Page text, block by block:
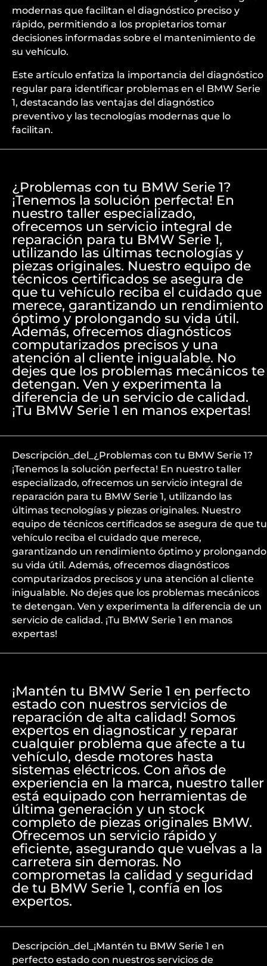
modernas que facilitan el diagnóstico preciso y
rápido, permitiendo a los propietarios tomar
decisiones informadas sobre el mantenimiento de
su vehículo.
Este artículo enfatiza la importancia del diagnóstico
regular para identificar problemas en el BMW Serie
1, destacando las ventajas del diagnóstico
preventivo y las tecnologías modernas que lo
facilitan.
¿Problemas con tu BMW Serie 1?
¡Tenemos la solución perfecta! En
nuestro taller especializado,
ofrecemos un servicio integral de
reparación para tu BMW Serie 1,
utilizando las últimas tecnologías y
piezas originales. Nuestro equipo de
técnicos certificados se asegura de
que tu vehículo reciba el cuidado que
merece, garantizando un rendimiento
óptimo y prolongando su vida útil.
Además, ofrecemos diagnósticos
computarizados precisos y una
atención al cliente inigualable. No
dejes que los problemas mecánicos te
detengan. Ven y experimenta la
diferencia de un servicio de calidad.
¡Tu BMW Serie 1 en manos expertas!
Descripción_del_¿Problemas con tu BMW Serie 1?
¡Tenemos la solución perfecta! En nuestro taller
especializado, ofrecemos un servicio integral de
reparación para tu BMW Serie 1, utilizando las
últimas tecnologías y piezas originales. Nuestro
equipo de técnicos certificados se asegura de que tu
vehículo reciba el cuidado que merece,
garantizando un rendimiento óptimo y prolongando
su vida útil. Además, ofrecemos diagnósticos
computarizados precisos y una atención al cliente
inigualable. No dejes que los problemas mecánicos
te detengan. Ven y experimenta la diferencia de un
servicio de calidad. ¡Tu BMW Serie 1 en manos
expertas!
¡Mantén tu BMW Serie 1 en perfecto
estado con nuestros servicios de
reparación de alta calidad! Somos
expertos en diagnosticar y reparar
cualquier problema que afecte a tu
vehículo, desde motores hasta
sistemas eléctricos. Con años de
experiencia en la marca, nuestro taller
está equipado con herramientas de
última generación y un stock
completo de piezas originales BMW.
Ofrecemos un servicio rápido y
eficiente, asegurando que vuelvas a la
carretera sin demoras. No
comprometas la calidad y seguridad
de tu BMW Serie 1, confía en los
expertos.
Descripción_del_¡Mantén tu BMW Serie 1 en
perfecto estado con nuestros servicios de